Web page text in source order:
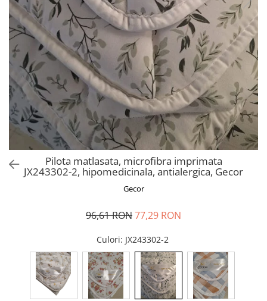
Pilota matlasata, microfibra imprimata
JX243302-2, hipomedicinala, antialergica, Gecor
Gecor
96,61 RON77,29 RON
Culori: JX243302-2